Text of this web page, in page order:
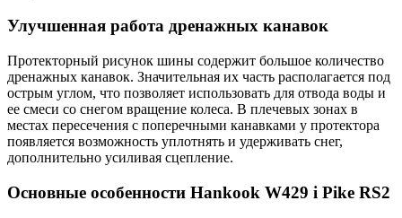
Улучшенная работа дренажных канавок
Протекторный рисунок шины содержит большое количество
дренажных канавок. Значительная их часть располагается под
острым углом, что позволяет использовать для отвода воды и
ее смеси со снегом вращение колеса. В плечевых зонах в
местах пересечения с поперечными канавками у протектора
появляется возможность уплотнять и удерживать снег,
дополнительно усиливая сцепление.
Основные особенности Hankook W429 i Pike RS2